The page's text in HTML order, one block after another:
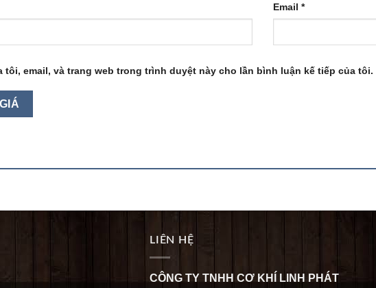
Email *
tôi, email, và trang web trong trình duyệt này cho lần bình luận kế tiếp của tôi.
LIÊN HỆ
CÔNG TY TNHH CƠ KHÍ LINH PHÁT